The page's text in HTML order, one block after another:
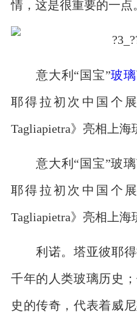
情，这是很重要的一点
意大利“国宝”玻璃
耶得拉初次中国个
Tagliapietra》亮相上海
意大利“国宝”玻璃
耶得拉初次中国个
Tagliapietra》亮相上海
利诺。塔亚彼耶得
千年的人类玻璃历史
史的传奇，代表着威